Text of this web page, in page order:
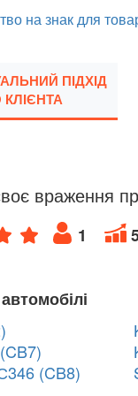
на знак для
ПІДХІД
враження
1
(CB8)